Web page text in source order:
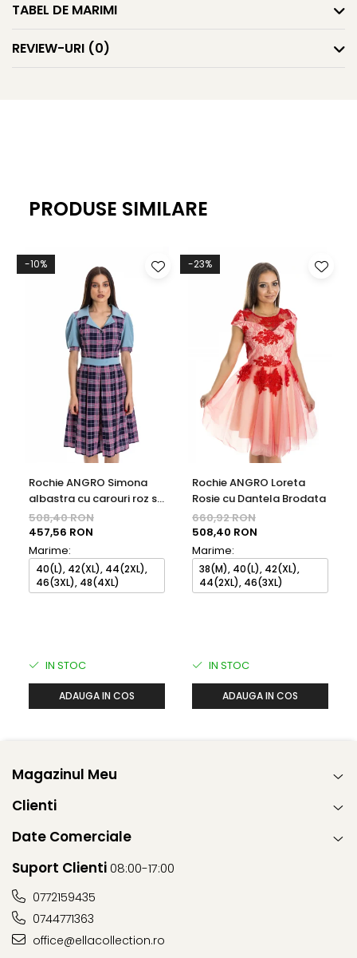
TABEL DE MARIMI
REVIEW-URI (0)
PRODUSE SIMILARE
-10%
Rochie ANGRO Simona
albastra cu carouri roz si
bleumarin
508,40 RON
457,56 RON
Marime:
40(L), 42(XL), 44(2XL),
46(3XL), 48(4XL)
IN STOC
ADAUGA IN COS
-23%
Rochie ANGRO Loreta
Rosie cu Dantela Brodata
660,92 RON
508,40 RON
Marime:
38(M), 40(L), 42(XL),
44(2XL), 46(3XL)
IN STOC
ADAUGA IN COS
Magazinul Meu
Clienti
Date Comerciale
Suport Clienti08:00-17:00
0772159435
0744771363
office@ellacollection.ro